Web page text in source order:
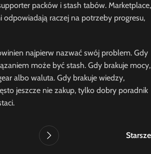
packów i stash tabów. Marketplace,
raczej na potrzeby progresu,
najpierw nazwać swój problem. Gdy
może być stash. Gdy brakuje mocy,
albo waluta. Gdy brakuje wiedzy,
jeszcze nie zakup, tylko dobry poradnik
Starsze